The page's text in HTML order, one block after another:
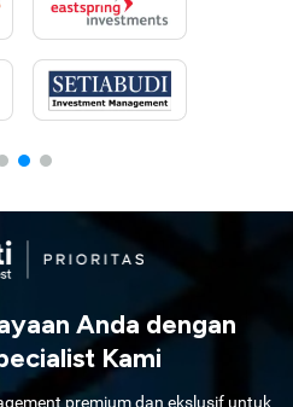
Anda dengan
Kami
premium dan ekslusif untuk